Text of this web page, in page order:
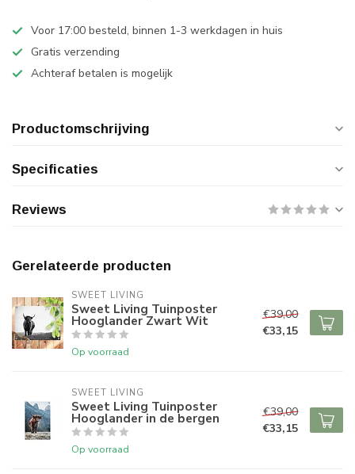
Voor 17:00 besteld, binnen 1-3 werkdagen in huis
Gratis verzending
Achteraf betalen is mogelijk
Productomschrijving
Specificaties
Reviews
Gerelateerde producten
SWEET LIVING
Sweet Living Tuinposter
Hooglander Zwart Wit
Op voorraad
€39,00
€33,15
SWEET LIVING
Sweet Living Tuinposter
Hooglander in de bergen
Op voorraad
€39,00
€33,15